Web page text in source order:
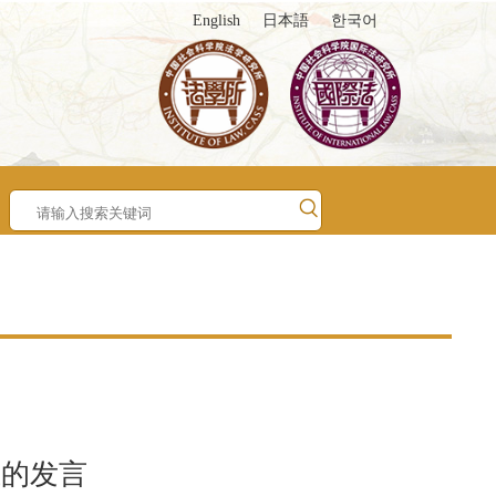
English 日本語 한국어
发言